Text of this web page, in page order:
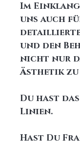
Im
uns auch
detaillierte
und den
nicht nur
Ästhetik
Du hast
Linien.
Hast Du